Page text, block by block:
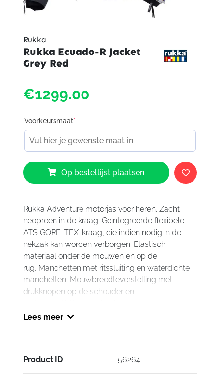
Rukka
Rukka Ecuado-R Jacket
Grey Red
€1299.00
Voorkeursmaat*
Rukka
Ecuado-
Grey
Red
aantal
Op bestellijst plaatsen
Rukka Adventure motorjas voor heren. Zacht
neopreen in de kraag. Geïntegreerde flexibele
ATS GORE-TEX-kraag, die indien nodig in de
nekzak kan worden verborgen. Elastisch
materiaal onder de mouwen en op de
rug. Manchetten met ritssluiting en waterdichte
manchetten. Mouwbreedteverstelling met
drukknopen op de schouder en
manchetten. Kruisband en verbindingsketting
Pro CORDURA® 3-laags laminaat als
buitenmateriaal. Slijtvaste CORDURA® 1500D
Lees meer
Product ID 56264